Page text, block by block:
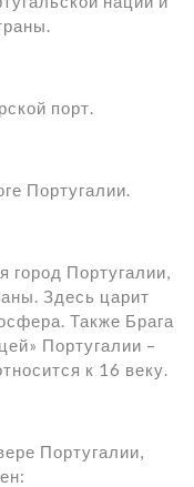
порт.
Португалии.
город Португалии,
Здесь царит
Также Брага
Португалии –
к 16 веку.
Португалии,